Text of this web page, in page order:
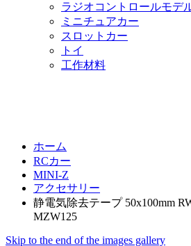
ラジオコントロールモデ
ミニチュアカー
スロットカー
トイ
工作材料
ホーム
RCカー
MINI-Z
アクセサリー
静電気除去テープ 50x100mm
MZW125
Skip to the end of the images gallery